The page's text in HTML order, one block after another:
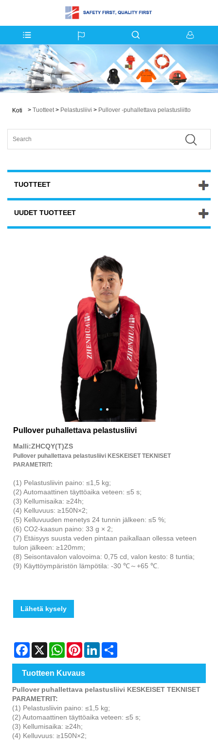
Koti > Tuotteet> Pelastusliivi > Pullover -puhallettava pelastusliitto
TUOTTEET
UUDET TUOTTEET
Pullover puhallettava pelastusliivi
Malli:ZHCQY(T)ZS
Pullover puhallettava pelastusliivi KESKEISET TEKNISET
PARAMETRIT:
(1) Pelastusliivin paino: ≤1,5 ​​kg;
(2) Automaattinen täyttöaika veteen: ≤5 s;
(3) Kellumisaika: ≥24h;
(4) Kelluvuus: ≥150N×2;
(5) Kelluvuuden menetys 24 tunnin jälkeen: ≤5 %;
(6) CO2-kaasun paino: 33 g × 2;
(7) Etäisyys suusta veden pintaan paikallaan ollessa veteen
tulon jälkeen: ≥120mm;
(8) Seisontavalon valovoima: 0,75 cd, valon kesto: 8 tuntia;
(9) Käyttöympäristön lämpötila: -30 ℃～+65 ℃.
Lähetä kysely
Facebook
X WhatsAppPinterestLinkedIn
Tuotteen Kuvaus
Pullover puhallettava pelastusliivi KESKEISET TEKNISET
PARAMETRIT:
(1) Pelastusliivin paino: ≤1,5 ​​kg;
(2) Automaattinen täyttöaika veteen: ≤5 s;
(3) Kellumisaika: ≥24h;
(4) Kelluvuus: ≥150N×2;